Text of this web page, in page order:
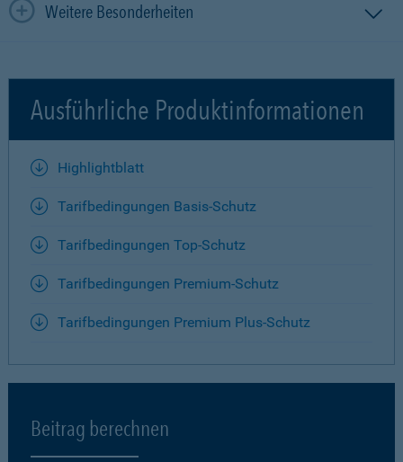
Weitere Besonderheiten
Ausführliche Produktinformationen
Highlightblatt
Tarifbedingungen Basis-Schutz
Tarifbedingungen Top-Schutz
Tarifbedingungen Premium-Schutz
Tarifbedingungen Premium Plus-Schutz
Beitrag berechnen